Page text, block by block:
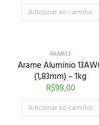
Adicionar ao carrinho
ARAMES
Arame Alumínio
(1,83mm) – 1kg
R$98,00
Adicionar ao carrinho